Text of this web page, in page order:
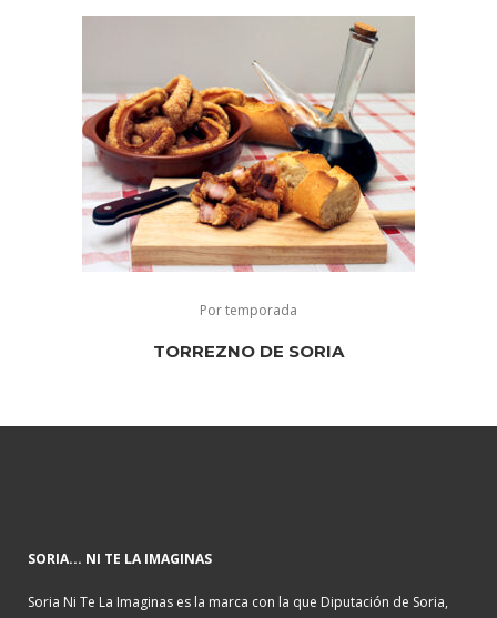
Por temporada
TORREZNO DE SORIA
SORIA... NI TE LA IMAGINAS
Soria Ni Te La Imaginas es la marca con la que Diputación de Soria,